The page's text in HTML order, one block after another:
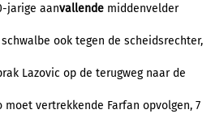
jarige aanvallende middenvelder
ook tegen de scheidsrechter,
Lazovic op de terugweg naar de
moet vertrekkende Farfan opvolgen, 7